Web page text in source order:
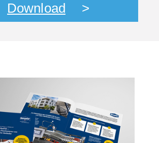
Download